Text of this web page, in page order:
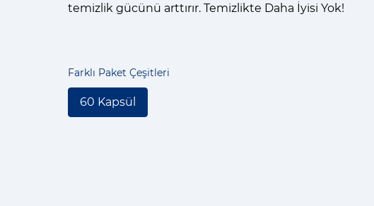
temizlik gücünü arttırır. Temizlikte Daha İyisi Yok!
Farklı Paket Çeşitleri
60 Kapsül